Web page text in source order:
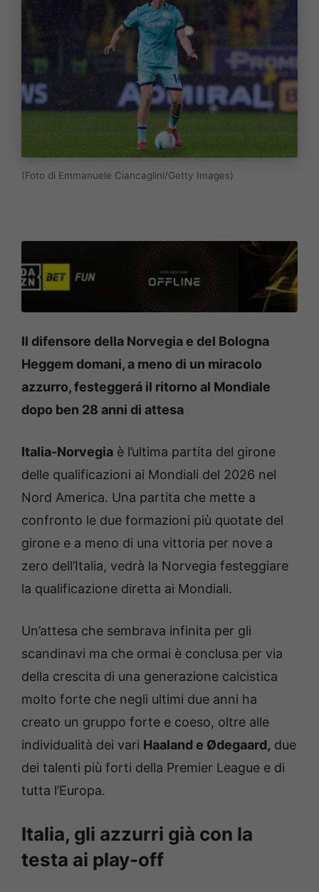
(Foto di Emmanuele Ciancaglini/Getty Images)
Il difensore della Norvegia e del Bologna
Heggem domani, a meno di un miracolo
azzurro, festeggerá il ritorno al Mondiale
dopo ben 28 anni di attesa
Italia-Norvegia è l’ultima partita del girone
delle qualificazioni ai Mondiali del 2026 nel
Nord America. Una partita che mette a
confronto le due formazioni più quotate del
girone e a meno di una vittoria per nove a
zero dell’Italia, vedrà la Norvegia festeggiare
la qualificazione diretta ai Mondiali.
Un’attesa che sembrava infinita per gli
scandinavi ma che ormai è conclusa per via
della crescita di una generazione calcistica
molto forte che negli ultimi due anni ha
creato un gruppo forte e coeso, oltre alle
individualità dei vari Haaland e Ødegaard, due
dei talenti più forti della Premier League e di
tutta l’Europa.
Italia, gli azzurri già con la
testa ai play-off